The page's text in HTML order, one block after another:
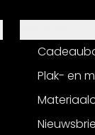
Plak- en